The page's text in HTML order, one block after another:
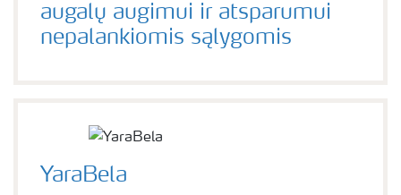
augalų augimui ir atsparumui
nepalankiomis sąlygomis
YaraBela